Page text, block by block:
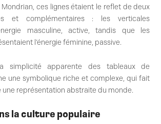
Mondrian, ces lignes étaient le reflet de deux
et complémentaires : les verticales
masculine, active, tandis que les
l’énergie féminine, passive.
simplicité apparente des tableaux de
une symbolique riche et complexe, qui fait
représentation abstraite du monde.
la culture populaire